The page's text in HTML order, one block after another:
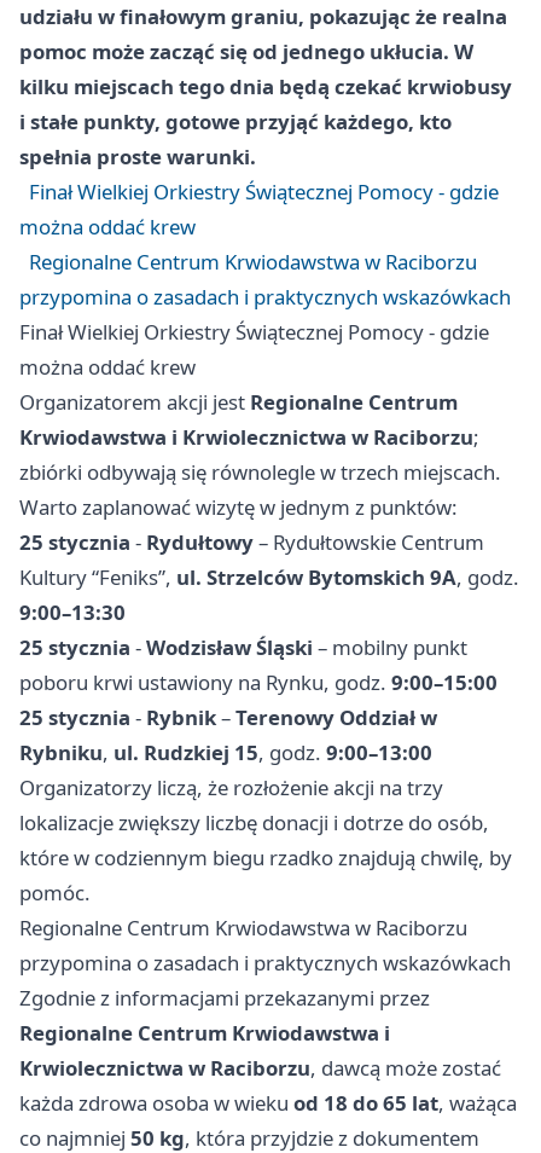
udziału w finałowym graniu, pokazując że realna
pomoc może zacząć się od jednego ukłucia. W
kilku miejscach tego dnia będą czekać krwiobusy
i stałe punkty, gotowe przyjąć każdego, kto
spełnia proste warunki.
Finał Wielkiej Orkiestry Świątecznej Pomocy - gdzie
można oddać krew
Regionalne Centrum Krwiodawstwa w Raciborzu
przypomina o zasadach i praktycznych wskazówkach
Finał Wielkiej Orkiestry Świątecznej Pomocy - gdzie
można oddać krew
Organizatorem akcji jest Regionalne Centrum
Krwiodawstwa i Krwiolecznictwa w Raciborzu;
zbiórki odbywają się równolegle w trzech miejscach.
Warto zaplanować wizytę w jednym z punktów:
25 stycznia - Rydułtowy– Rydułtowskie Centrum
Kultury “Feniks”, ul. Strzelców Bytomskich 9A, godz.
9:00–13:30
25 stycznia -Wodzisław Śląski – mobilny punkt
poboru krwi ustawiony na Rynku, godz. 9:00–15:00
25 stycznia - Rybnik–Terenowy Oddział w
Rybniku, ul. Rudzkiej 15, godz. 9:00–13:00
Organizatorzy liczą, że rozłożenie akcji na trzy
lokalizacje zwiększy liczbę donacji i dotrze do osób,
które w codziennym biegu rzadko znajdują chwilę, by
pomóc.
Regionalne Centrum Krwiodawstwa w Raciborzu
przypomina o zasadach i praktycznych wskazówkach
Zgodnie z informacjami przekazanymi przez
Regionalne Centrum Krwiodawstwa i
Krwiolecznictwa w Raciborzu, dawcą może zostać
każda zdrowa osoba w wieku od 18 do 65 lat, ważąca
co najmniej 50 kg, która przyjdzie z dokumentem